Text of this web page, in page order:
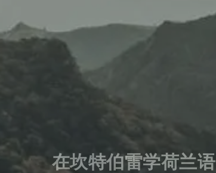
在坎特伯雷学荷兰语